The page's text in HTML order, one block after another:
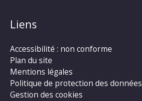
Liens
Accessibilité : non conforme
Plan du site
Mentions légales
Politique de protection des données
Gestion des cookies